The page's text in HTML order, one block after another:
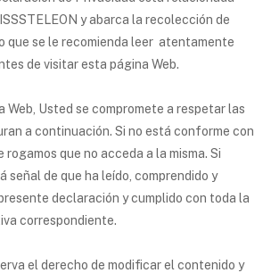
y abarca la recolección de
que se le recomienda leer atentamente
de visitar esta página Web.
Web, Usted se compromete a respetar las
a continuación. Si no está conforme con
que no acceda a la misma. Si
señal de que ha leído, comprendido y
declaración y cumplido con toda la
correspondiente.
el derecho de modificar el contenido y